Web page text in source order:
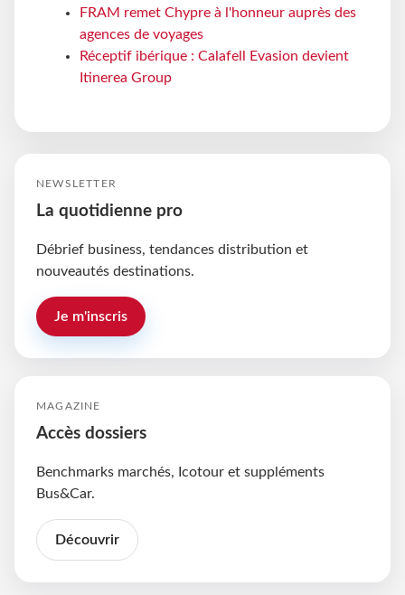
FRAM remet Chypre à l'honneur auprès des
agences de voyages
Réceptif ibérique : Calafell Evasion devient
Itinerea Group
NEWSLETTER
La quotidienne pro
Débrief business, tendances distribution et
nouveautés destinations.
Je m'inscris
MAGAZINE
Accès dossiers
Benchmarks marchés, Icotour et suppléments
Bus&Car.
Découvrir